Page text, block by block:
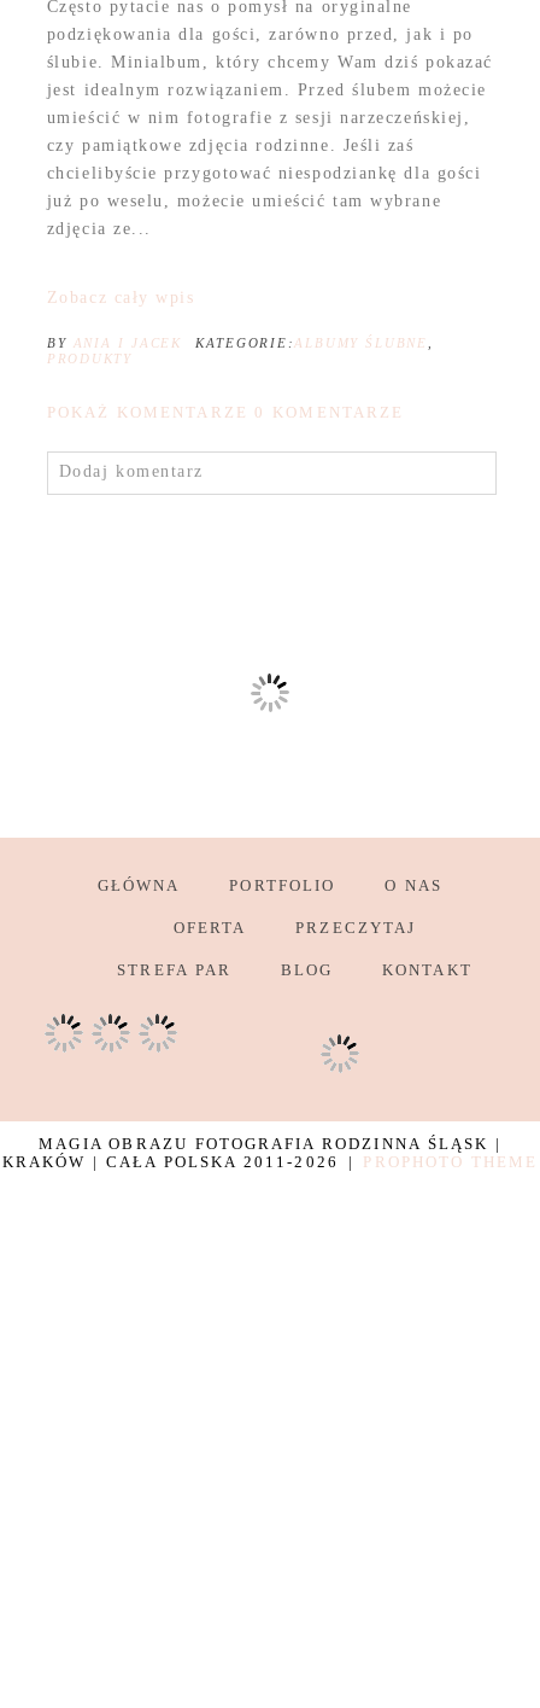
Często pytacie nas o pomysł na oryginalne
podziękowania dla gości, zarówno przed, jak i po
ślubie. Minialbum, który chcemy Wam dziś pokazać
jest idealnym rozwiązaniem. Przed ślubem możecie
umieścić w nim fotografie z sesji narzeczeńskiej,
czy pamiątkowe zdjęcia rodzinne. Jeśli zaś
chcielibyście przygotować niespodziankę dla gości
już po weselu, możecie umieścić tam wybrane
zdjęcia ze...
Zobacz cały wpis
BY ANIA I JACEK KATEGORIE: ALBUMY ŚLUBNE
PRODUKTY
POKAŻ KOMENTARZE 0 KOMENTARZE
Dodaj komentarz
GŁÓWNA PORTFOLIO O NAS
OFERTA PRZECZYTAJ
STREFA PAR BLOG KONTAKT
MAGIA OBRAZU FOTOGRAFIA RODZINNA ŚLĄSK |
KRAKÓW | CAŁA POLSKA 2011-2026
| PROPHOTO THEME